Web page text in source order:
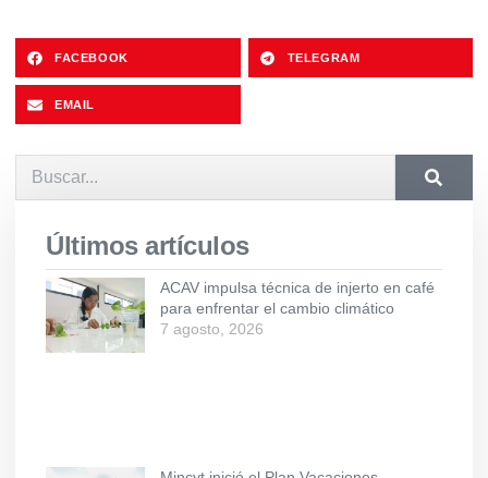
FACEBOOK TELEGRAM
EMAIL
Últimos artículos
ACAV impulsa técnica de injerto en café
para enfrentar el cambio climático
7 agosto, 2026